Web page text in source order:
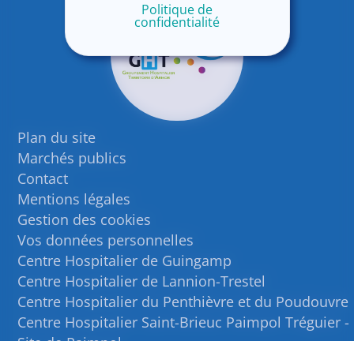
Plan du site
Marchés publics
Contact
Mentions légales
Gestion des cookies
Vos données personnelles
Centre Hospitalier de Guingamp
Centre Hospitalier de Lannion-Trestel
Centre Hospitalier du Penthièvre et du Poudouvre
Centre Hospitalier Saint-Brieuc Paimpol Tréguier -
Politique de
confidentialité